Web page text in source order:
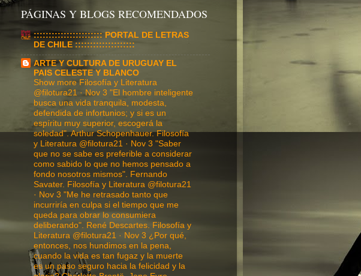
PÁGINAS Y BLOGS RECOMENDADOS
::::::::::::::::::::::: PORTAL DE LETRAS
DE CHILE ::::::::::::::::::::
ARTE Y CULTURA DE URUGUAY EL
PAIS CELESTE Y BLANCO
Show more Filosofía y Literatura
@filotura21 · Nov 3 "El hombre inteligente
busca una vida tranquila, modesta,
defendida de infortunios; y si es un
espíritu muy superior, escogerá la
soledad". Arthur Schopenhauer. Filosofía
y Literatura @filotura21 · Nov 3 "Saber
que no se sabe es preferible a considerar
como sabido lo que no hemos pensado a
fondo nosotros mismos". Fernando
Savater. Filosofía y Literatura @filotura21
· Nov 3 "Me he retrasado tanto que
incurriría en culpa si el tiempo que me
queda para obrar lo consumiera
deliberando". René Descartes. Filosofía y
Literatura @filotura21 · Nov 3 ¿Por qué,
entonces, nos hundimos en la pena,
cuando la vida es tan fugaz y la muerte
es un paso seguro hacia la felicidad y la